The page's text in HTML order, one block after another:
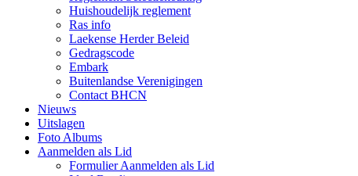
Huishoudelijk reglement
Ras info
Laekense Herder Beleid
Gedragscode
Embark
Buitenlandse Verenigingen
Contact BHCN
Nieuws
Uitslagen
Foto Albums
Aanmelden als Lid
Formulier Aanmelden als Lid